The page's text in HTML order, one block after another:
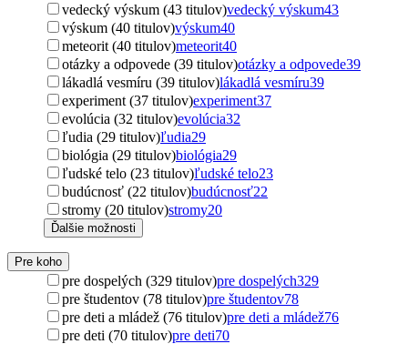
vedecký výskum (43 titulov)vedecký výskum43
výskum (40 titulov)výskum40
meteorit (40 titulov)meteorit40
otázky a odpovede (39 titulov)otázky a odpovede39
lákadlá vesmíru (39 titulov)lákadlá vesmíru39
experiment (37 titulov)experiment37
evolúcia (32 titulov)evolúcia32
ľudia (29 titulov)ľudia29
biológia (29 titulov)biológia29
ľudské telo (23 titulov)ľudské telo23
budúcnosť (22 titulov)budúcnosť22
stromy (20 titulov)stromy20
Ďalšie možnosti
Pre koho
pre dospelých (329 titulov)pre dospelých329
pre študentov (78 titulov)pre študentov78
pre deti a mládež (76 titulov)pre deti a mládež76
pre deti (70 titulov)pre deti70